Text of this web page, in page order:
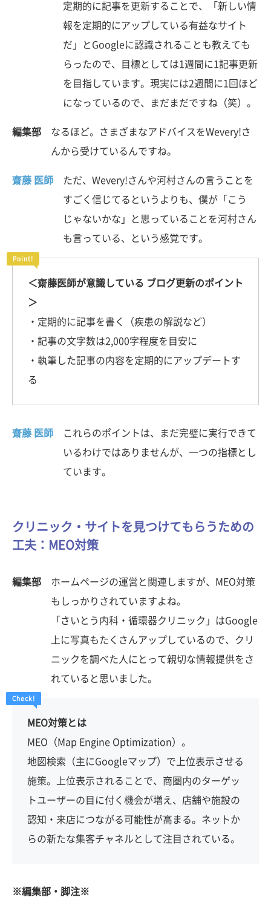
定期的に記事を更新することで、「新しい情
報を定期的にアップしている有益なサイト
だ」とGoogleに認識されることも教えても
らったので、目標としては1週間に1記事更新
を目指しています。現実には2週間に1回ほど
になっているので、まだまだですね（笑）。
編集部
なるほど。さまざまなアドバイスをWevery!さ
んから受けているんですね。
齋藤 医師
ただ、Wevery!さんや河村さんの言うことを
すごく信じてるというよりも、僕が「こう
じゃないかな」と思っていることを河村さん
も言っている、という感覚です。
＜齋藤医師が意識している ブログ更新のポイント
＞
・定期的に記事を書く（疾患の解説など）
・記事の文字数は2,000字程度を目安に
・執筆した記事の内容を定期的にアップデートす
る
齋藤 医師
これらのポイントは、まだ完璧に実行できて
いるわけではありませんが、一つの指標とし
ています。
クリニック・サイトを見つけてもらうための
工夫：MEO対策
編集部
ホームページの運営と関連しますが、MEO対策
もしっかりされていますよね。
「さいとう内科・循環器クリニック」はGoogle
上に写真もたくさんアップしているので、クリ
ニックを調べた人にとって親切な情報提供をさ
れていると思いました。
MEO対策とは
MEO（Map Engine Optimization）。
地図検索（主にGoogleマップ）で上位表示させる
施策。上位表示されることで、商圏内のターゲッ
トユーザーの目に付く機会が増え、店舗や施設の
認知・来店につながる可能性が高まる。ネットか
らの新たな集客チャネルとして注目されている。
※編集部・脚注※